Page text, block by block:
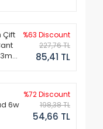
Çift
%63 Discount
227,76 TL
85,41 TL
6w
%72 Discount
198,38 TL
54,66 TL